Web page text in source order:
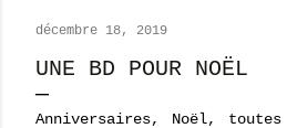
décembre 18, 2019
UNE BD POUR NOËL
Anniversaires, Noël,